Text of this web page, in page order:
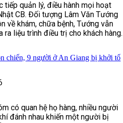
tiếp quản lý, điều hành mọi hoạt
CB. Đối tượng Lâm Văn Tướng
về khám, chữa bệnh, Tướng vẫn
liệu trình điều trị cho khách hàng.
chiến, 9 người ở An Giang bị khởi tố
có quan hệ họ hàng, nhiều người
đánh nhau khiến một người bị